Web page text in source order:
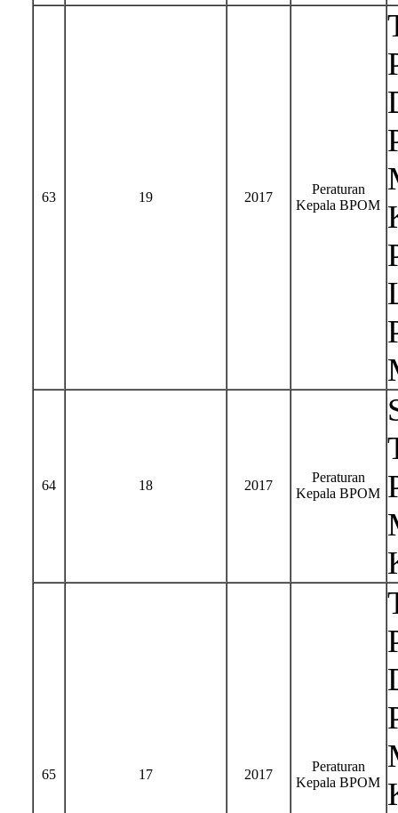
63 19 2017
Peraturan
Kepala BPOM
64 18 2017
Peraturan
Kepala BPOM
65 17 2017
Peraturan
Kepala BPOM